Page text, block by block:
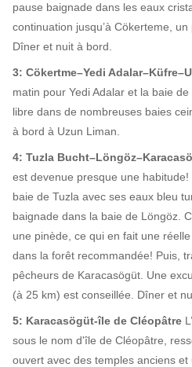
pause baignade dans les eaux
continuation jusqu’à Cökerteme,
Dîner et nuit à bord.
3: Cökertme–Yedi
matin pour Yedi Adalar et la baie
libre dans de nombreuses baies
à bord à Uzun Liman.
4: Tuzla
est devenue presque une
baie de Tuzla avec ses eaux bleu
baignade dans la baie de Löngöz.
une pinède, ce qui en fait une
dans la forêt recommandée! Puis,
pêcheurs de Karacasögüt. Une
(à 25 km) est conseillée. Dîner et
5: Karacasögüt-île de Cléopâtre
sous le nom d'île de Cléopâtre,
ouvert avec des temples anciens